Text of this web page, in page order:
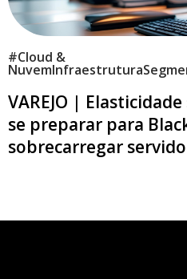
#Cloud &
NuvemInfraestrutura
VAREJO |
se preparar para
sobrecarregar